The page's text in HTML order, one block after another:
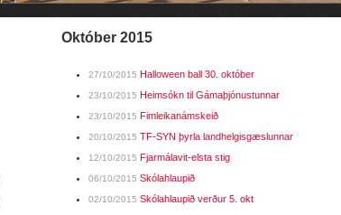
október 2015
27/10/2015 Halloween ball 30. október
23/10/2015 Heimsókn til Gámaþjónustunnar
23/10/2015 Fimleikanámskeið
20/10/2015 TF-SYN þyrla landhelgisgæslunnar
12/10/2015 Fjarmálavit-elsta stig
06/10/2015 Skólahlaupið
02/10/2015 Skólahlaupið verður 5. okt